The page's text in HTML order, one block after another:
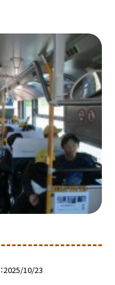
2025/10/23